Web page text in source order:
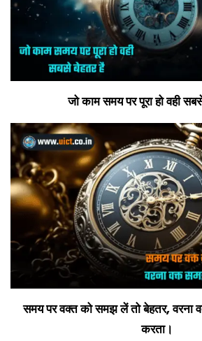
जो काम समय पर पूरा हो वही
समय पर वक्त को समझ लें तो बेहतर, वरना
करता।